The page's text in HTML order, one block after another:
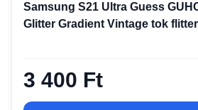
Samsung S21 Ultra Guess
Glitter Gradient Vintage tok
3 400 Ft